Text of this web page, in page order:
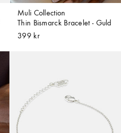
Muli Collection
Thin Bismarck Bracelet - Guld
399 kr